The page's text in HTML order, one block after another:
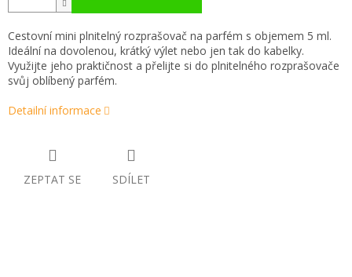
Cestovní mini plnitelný rozprašovač na parfém s objemem 5 ml.
Ideální na dovolenou, krátký výlet nebo jen tak do kabelky.
Využijte jeho praktičnost a přelijte si do plnitelného rozprašovače
svůj oblíbený parfém.
Detailní informace
ZEPTAT SE SDÍLET